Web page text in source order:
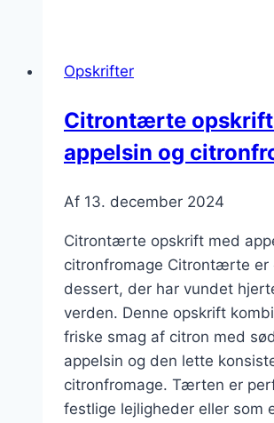
twist
Opskrifter
Citrontærte opskrift
appelsin og
Af 13. december 2024
Citrontærte opskrift med
citronfromage Citrontærte er
dessert, der har vundet
verden. Denne opskrift
friske smag af citron med
appelsin og den lette
citronfromage. Tærten er
festlige lejligheder eller som